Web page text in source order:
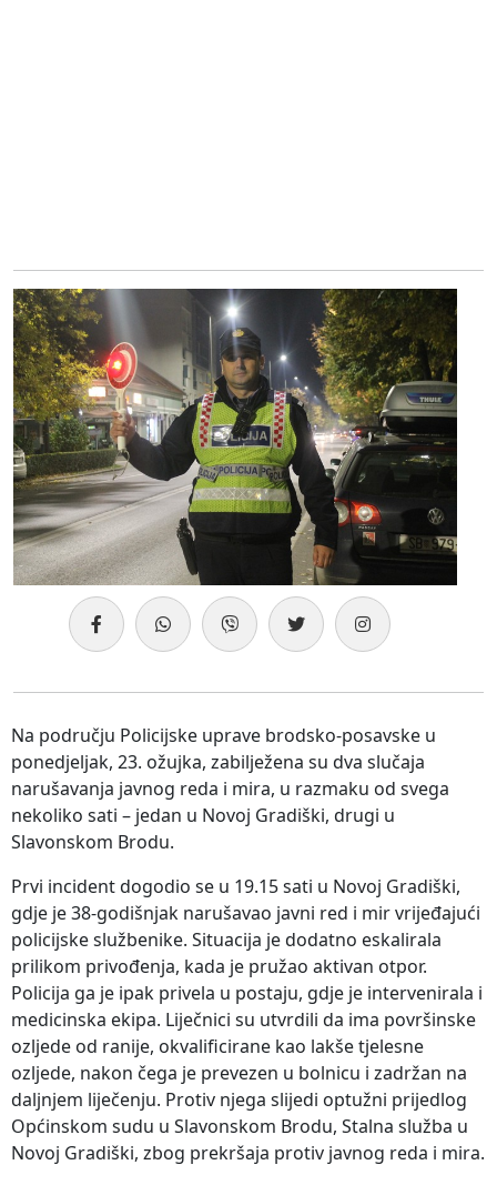
Na području Policijske uprave brodsko-posavske u
ponedjeljak, 23. ožujka, zabilježena su dva slučaja
narušavanja javnog reda i mira, u razmaku od svega
nekoliko sati – jedan u Novoj Gradiški, drugi u
Slavonskom Brodu.
Prvi incident dogodio se u 19.15 sati u Novoj Gradiški,
gdje je 38-godišnjak narušavao javni red i mir vrijeđajući
policijske službenike. Situacija je dodatno eskalirala
prilikom privođenja, kada je pružao aktivan otpor.
Policija ga je ipak privela u postaju, gdje je intervenirala i
medicinska ekipa. Liječnici su utvrdili da ima površinske
ozljede od ranije, okvalificirane kao lakše tjelesne
ozljede, nakon čega je prevezen u bolnicu i zadržan na
daljnjem liječenju. Protiv njega slijedi optužni prijedlog
Općinskom sudu u Slavonskom Brodu, Stalna služba u
Novoj Gradiški, zbog prekršaja protiv javnog reda i mira.